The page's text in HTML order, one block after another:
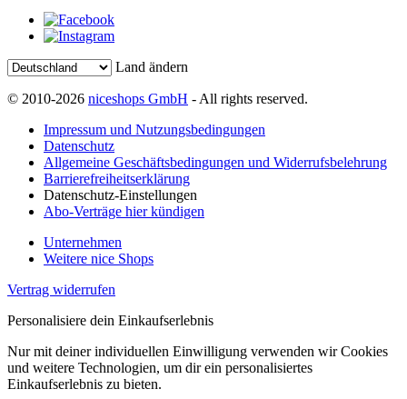
Land ändern
© 2010-2026 niceshops GmbH - All rights reserved.
Impressum und Nutzungsbedingungen
Datenschutz
Allgemeine Geschäftsbedingungen und Widerrufsbelehrung
Barrierefreiheitserklärung
Datenschutz-Einstellungen
Abo-Verträge hier kündigen
Unternehmen
Weitere nice Shops
Vertrag widerrufen
Personalisiere dein Einkaufserlebnis
Nur mit deiner individuellen Einwilligung verwenden wir Cookies
und weitere Technologien, um dir ein personalisiertes
Einkaufserlebnis zu bieten.